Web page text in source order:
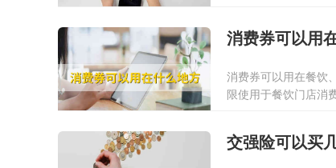
通过其他保险企业等
消费券可以用
消费券可以用在餐饮
限使用于餐饮门店消
交强险可以买